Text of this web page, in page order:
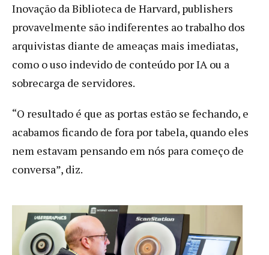
Inovação da Biblioteca de Harvard, publishers
provavelmente são indiferentes ao trabalho dos
arquivistas diante de ameaças mais imediatas,
como o uso indevido de conteúdo por IA ou a
sobrecarga de servidores.
“O resultado é que as portas estão se fechando, e
acabamos ficando de fora por tabela, quando eles
nem estavam pensando em nós para começo de
conversa”, diz.